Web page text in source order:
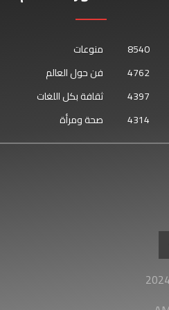
8540
4762
4397
4314
منوعات
فن حول العالم
ثقافة بكل اللغات
صحة ومرأة